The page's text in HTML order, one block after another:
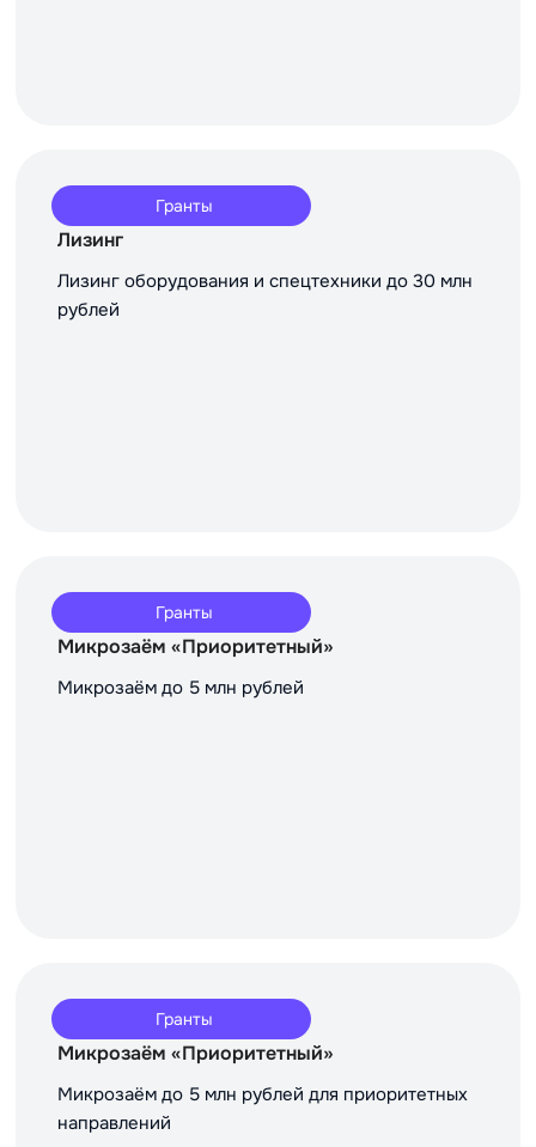
Гранты
Лизинг
Лизинг оборудования и спецтехники до 30 млн
рублей
Гранты
Микрозаём «Приоритетный»
Микрозаём до 5 млн рублей
Гранты
Микрозаём «Приоритетный»
Микрозаём до 5 млн рублей для приоритетных
направлений